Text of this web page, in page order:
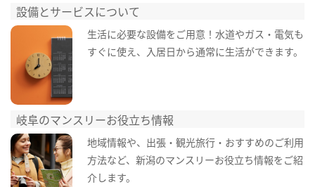
設備とサービスについて
生活に必要な設備をご用意！水道やガス・電気も
すぐに使え、入居日から通常に生活ができます。
岐阜のマンスリーお役立ち情報
地域情報や、出張・観光旅行・おすすめのご利用
方法など、新潟のマンスリーお役立ち情報をご紹
介します。